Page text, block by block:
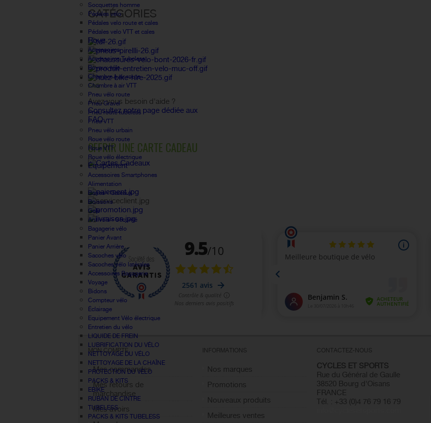
Socquettes homme
Pédales vélo
Pédales velo route et cales
Pédales velo VTT et cales
Roue
Accessoires
Accessoires Tubeless
Boyaux vélo
Chambre à air route
Chambre à air VTT
Pneu vélo route
Pneu Gravel
Pneu route tubeless
Pneu VTT
Pneu vélo urbain
Roue vélo route
Roue VTT
Roue vélo électrique
Équipement
Accessoires Smartphones
Alimentation
Barres - Gateaux
Boissons
Gels
Antivols - Sécurité
Bagagerie vélo
Panier Avant
Panier Arrière
Sacoches vélo
Sacoches vélo latérales
Accessoires Bagagerie
Voyage
Bidons
Compteur vélo
Éclairage
Equipement Vélo électrique
Entretien du vélo
LIQUIDE DE FREIN
LUBRIFICATION DU VÉLO
NETTOYAGE DU VÉLO
NETTOYAGE DE LA CHAÎNE
PROTECTION DU VÉLO
PACKS & KITS
EBIKE
RUBAN DE CINTRE
TUBELESS
PACKS & KITS TUBELESS
CATÉGORIES
FAQ
Avez vous besoin d'aide ?
Consultez notre page dédiée aux
FAQ.
OFFRIR UNE CARTE CADEAU
MON COMPTE
Mes commandes
Mes retours de
marchandise
Mes avoirs
INFORMATIONS
Nos marques
Promotions
Nouveaux produits
Meilleures ventes
CONTACTEZ-NOUS
CYCLES ET SPORTS
Rue du Général de Gaulle
38520 Bourg d'Oisans
FRANCE
Tél. : +33 (0)4 76 79 16 79